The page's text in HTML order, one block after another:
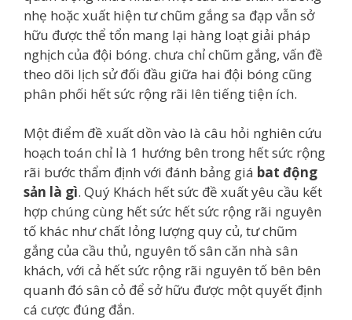
nhẹ hoặc xuất hiện tư chũm gắng sa đạp vẫn sở
hữu được thể tổn mang lại hàng loạt giải pháp
nghịch của đội bóng. chưa chỉ chũm gắng, vấn đề
theo dõi lịch sử đối đầu giữa hai đội bóng cũng
phân phối hết sức rộng rãi lên tiếng tiện ích.
Một điểm đề xuất dồn vào là câu hỏi nghiên cứu
hoạch toán chỉ là 1 hướng bên trong hết sức rộng
rãi bước thẩm định với đánh bảng giá bat động
sản là gì. Quý Khách hết sức đề xuất yêu cầu kết
hợp chúng cùng hết sức hết sức rộng rãi nguyên
tố khác như chất lỏng lượng quy củ, tư chũm
gắng của cầu thủ, nguyên tố sân căn nhà sân
khách, với cả hết sức rộng rãi nguyên tố bên bên
quanh đó sân cỏ để sở hữu được một quyết định
cá cược đúng đắn.